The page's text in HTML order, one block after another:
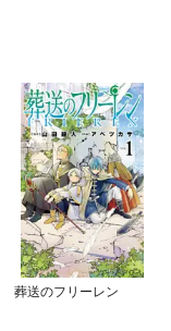
葬送のフリーレン